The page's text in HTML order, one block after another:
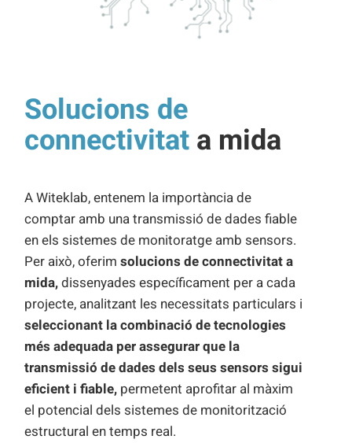
Solucions de
connectivitata mida
A Witeklab, entenem la importància de
comptar amb una transmissió de dades fiable
en els sistemes de monitoratge amb sensors.
Per això, oferimsolucions de connectivitat a
mida,dissenyades específicament per a cada
projecte, analitzant les necessitats particulars i
seleccionant la combinació de tecnologies
més adequada per assegurar que la
transmissió de dades dels seus sensors sigui
eficient i fiable, permetent aprofitar al màxim
el potencial dels sistemes de monitorització
estructural en temps real.